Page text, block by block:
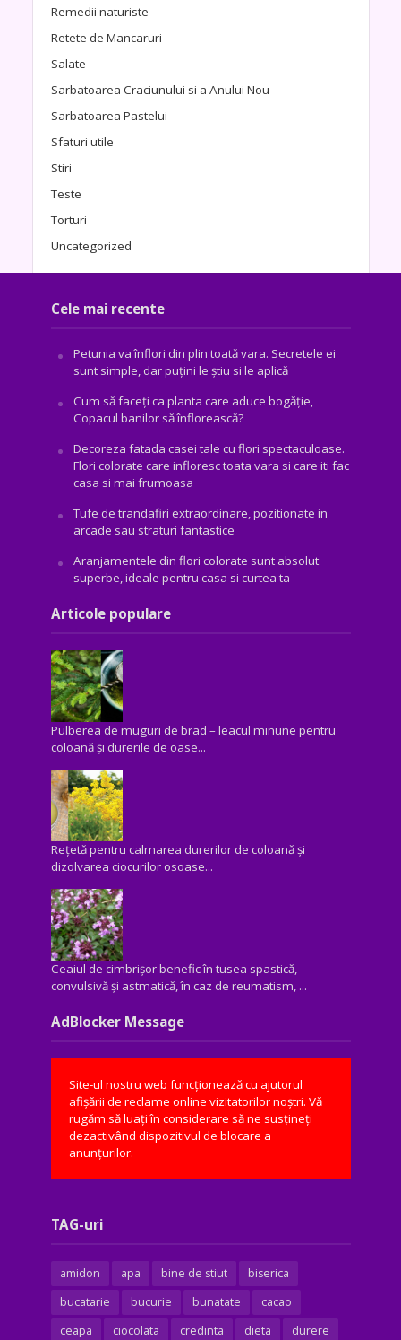
Remedii naturiste
Retete de Mancaruri
Salate
Sarbatoarea Craciunului si a Anului Nou
Sarbatoarea Pastelui
Sfaturi utile
Stiri
Teste
Torturi
Uncategorized
Cele mai recente
Petunia va înflori din plin toată vara. Secretele ei
sunt simple, dar puțini le știu si le aplică
Cum să faceți ca planta care aduce bogăţie,
Copacul banilor să înflorească?
Decoreza fatada casei tale cu flori spectaculoase.
Flori colorate care infloresc toata vara si care iti fac
casa si mai frumoasa
Tufe de trandafiri extraordinare, pozitionate in
arcade sau straturi fantastice
Aranjamentele din flori colorate sunt absolut
superbe, ideale pentru casa si curtea ta
Articole populare
Pulberea de muguri de brad – leacul minune pentru
coloană și durerile de oase...
Rețetă pentru calmarea durerilor de coloană și
dizolvarea ciocurilor osoase...
Ceaiul de cimbrișor benefic în tusea spastică,
convulsivă şi astmatică, în caz de reumatism, ...
AdBlocker Message
Site-ul nostru web funcționează cu ajutorul
afișării de reclame online vizitatorilor noștri. Vă
rugăm să luați în considerare să ne susțineți
dezactivând dispozitivul de blocare a
anunțurilor.
TAG-uri
amidon apa bine de stiut
biserica
bucatarie
bucurie bunatate
cacao
ceapa
ciocolata credinta dieta durere